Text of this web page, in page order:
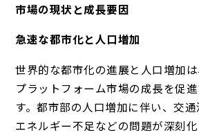
市場の現状と成長要因
急速な都市化と人口増加
世界的な都市化の進展と人口増加
プラットフォーム市場の成長を促
す。都市部の人口増加に伴い、交通
エネルギー不足などの問題が深刻